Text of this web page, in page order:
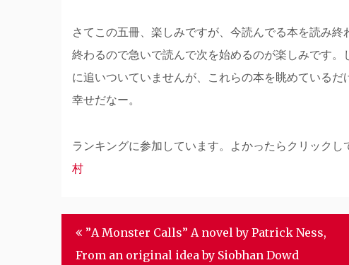
さてこの五冊、楽しみですが、今読んでる本を読み
終わるので急いで読んで次を始めるのが楽しみです
に追いついていませんが、これらの本を眺めている
幸せだなー。
ランキングに参加しています。よかったらクリックし
村
Post
navigation
”A Monster Calls” A novel by Patrick Ness,
From an original idea by Siobhan Dowd